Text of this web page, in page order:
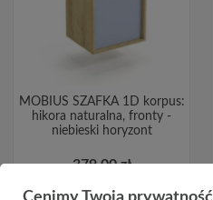
MOBIUS SZAFKA 1D korpus:
hikora naturalna, fronty -
niebieski horyzont
379,00 zł